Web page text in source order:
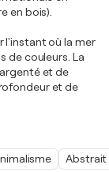
en bois).
l'instant où la mer
de couleurs. La
et de
et de
Abstrait